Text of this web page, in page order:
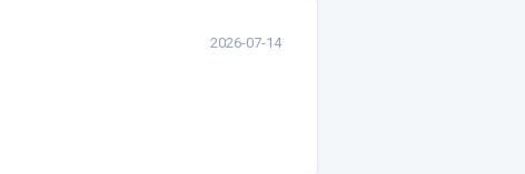
2026-07-14